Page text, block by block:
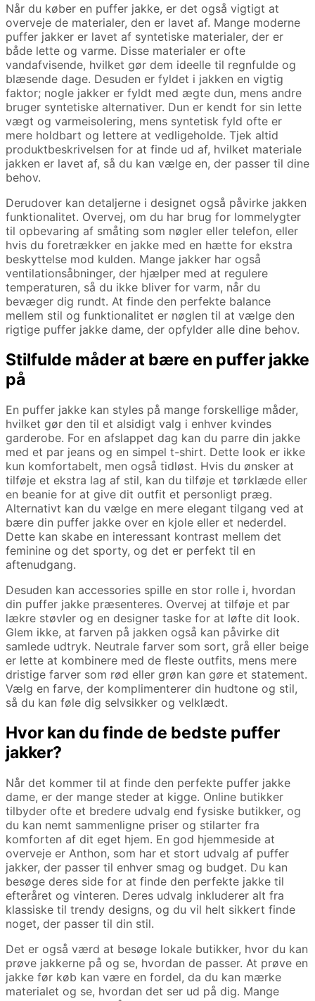
Når du køber en puffer jakke, er det også vigtigt at
overveje de materialer, den er lavet af. Mange moderne
puffer jakker er lavet af syntetiske materialer, der er
både lette og varme. Disse materialer er ofte
vandafvisende, hvilket gør dem ideelle til regnfulde og
blæsende dage. Desuden er fyldet i jakken en vigtig
faktor; nogle jakker er fyldt med ægte dun, mens andre
bruger syntetiske alternativer. Dun er kendt for sin lette
vægt og varmeisolering, mens syntetisk fyld ofte er
mere holdbart og lettere at vedligeholde. Tjek altid
produktbeskrivelsen for at finde ud af, hvilket materiale
jakken er lavet af, så du kan vælge en, der passer til dine
behov.
Derudover kan detaljerne i designet også påvirke jakken
funktionalitet. Overvej, om du har brug for lommelygter
til opbevaring af småting som nøgler eller telefon, eller
hvis du foretrækker en jakke med en hætte for ekstra
beskyttelse mod kulden. Mange jakker har også
ventilationsåbninger, der hjælper med at regulere
temperaturen, så du ikke bliver for varm, når du
bevæger dig rundt. At finde den perfekte balance
mellem stil og funktionalitet er nøglen til at vælge den
rigtige puffer jakke dame, der opfylder alle dine behov.
Stilfulde måder at bære en puffer jakke
på
En puffer jakke kan styles på mange forskellige måder,
hvilket gør den til et alsidigt valg i enhver kvindes
garderobe. For en afslappet dag kan du parre din jakke
med et par jeans og en simpel t-shirt. Dette look er ikke
kun komfortabelt, men også tidløst. Hvis du ønsker at
tilføje et ekstra lag af stil, kan du tilføje et tørklæde eller
en beanie for at give dit outfit et personligt præg.
Alternativt kan du vælge en mere elegant tilgang ved at
bære din puffer jakke over en kjole eller et nederdel.
Dette kan skabe en interessant kontrast mellem det
feminine og det sporty, og det er perfekt til en
aftenudgang.
Desuden kan accessories spille en stor rolle i, hvordan
din puffer jakke præsenteres. Overvej at tilføje et par
lækre støvler og en designer taske for at løfte dit look.
Glem ikke, at farven på jakken også kan påvirke dit
samlede udtryk. Neutrale farver som sort, grå eller beige
er lette at kombinere med de fleste outfits, mens mere
dristige farver som rød eller grøn kan gøre et statement.
Vælg en farve, der komplimenterer din hudtone og stil,
så du kan føle dig selvsikker og velklædt.
Hvor kan du finde de bedste puffer
jakker?
Når det kommer til at finde den perfekte puffer jakke
dame, er der mange steder at kigge. Online butikker
tilbyder ofte et bredere udvalg end fysiske butikker, og
du kan nemt sammenligne priser og stilarter fra
komforten af dit eget hjem. En god hjemmeside at
overveje er Anthon, som har et stort udvalg af puffer
jakker, der passer til enhver smag og budget. Du kan
besøge deres side for at finde den perfekte jakke til
efteråret og vinteren. Deres udvalg inkluderer alt fra
klassiske til trendy designs, og du vil helt sikkert finde
noget, der passer til din stil.
Det er også værd at besøge lokale butikker, hvor du kan
prøve jakkerne på og se, hvordan de passer. At prøve en
jakke før køb kan være en fordel, da du kan mærke
materialet og se, hvordan det ser ud på dig. Mange